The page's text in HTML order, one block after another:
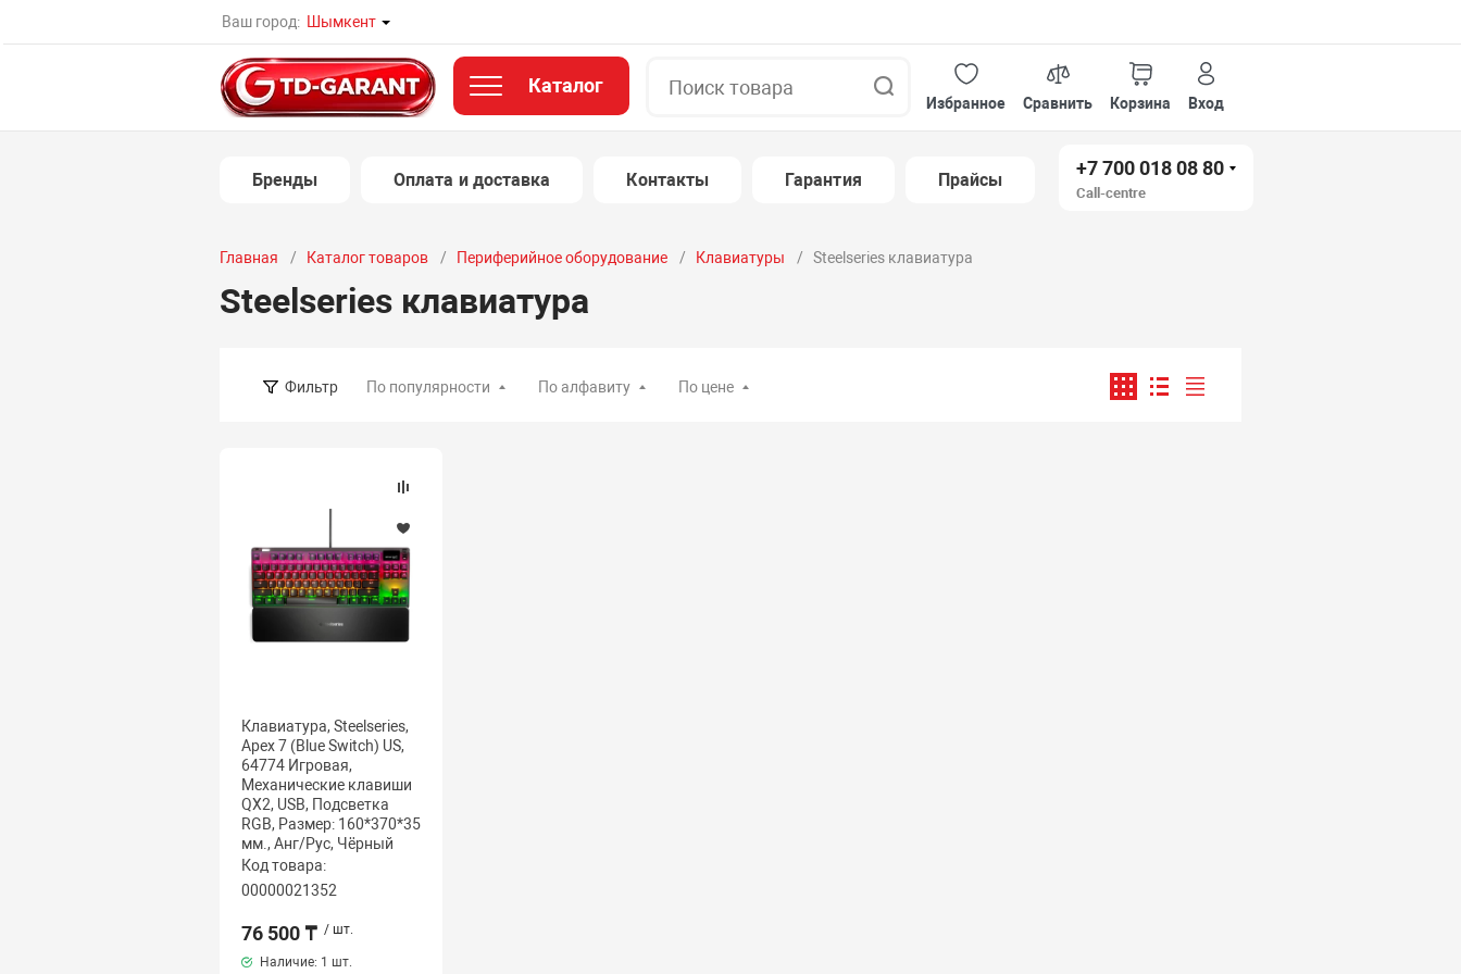
Ваш город: Шымкент
Каталог
Избранное
Сравнить Корзина Вход
Бренды Оплата и доставка Контакты Гарантия Прайсы
+7 700 018 08 80
Call-centre
Главная Каталог товаров Периферийное оборудование Клавиатуры Steelseries клавиатура
Steelseries клавиатура
Фильтр По популярности По алфавиту По цене
Клавиатура, Steelseries,
Apex 7 (Blue Switch) US,
64774 Игровая,
Механические клавиши
QX2, USB, Подсветка
RGB, Размер: 160*370*35
мм., Анг/Рус, Чёрный
Код товара:
00000021352
76 500 ₸ / шт.
Наличие: 1 шт.